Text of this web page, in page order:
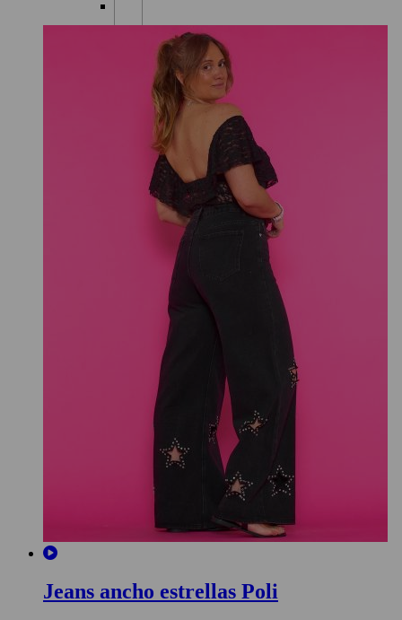
Jeans ancho estrellas Poli